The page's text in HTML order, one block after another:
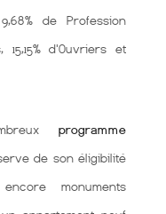
de Profession
15,15% d'Ouvriers et
programme
de son éligibilité
monuments